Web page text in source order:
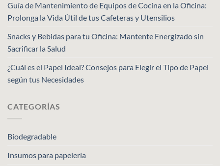
Guía de Mantenimiento de Equipos de Cocina en la Oficina:
Prolonga la Vida Útil de tus Cafeteras y Utensilios
Snacks y Bebidas para tu Oficina: Mantente Energizado sin
Sacrificar la Salud
¿Cuál es el Papel Ideal? Consejos para Elegir el Tipo de Papel
según tus Necesidades
CATEGORÍAS
Biodegradable
Insumos para papelería